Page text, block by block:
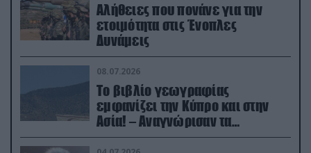
Αλήθειες που πονάνε για την
ετοιμότητα στις Ένοπλες
Δυνάμεις
08.07.2026
Το βιβλίο γεωγραφίας
εμφανίζει την Κύπρο και στην
Ασία! – Αναγνώρισαν τα
κατεχόμενα; (φωτο)